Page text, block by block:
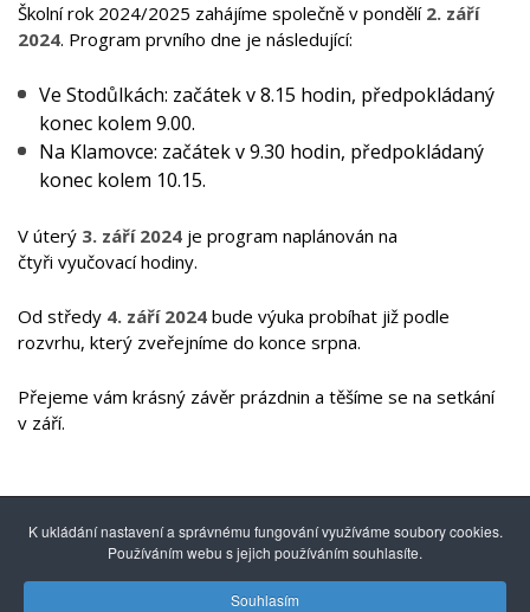
Školní rok 2024/2025 zahájíme společně v pondělí 2. září
2024. Program prvního dne je následující:
Ve Stodůlkách: začátek v 8.15 hodin, předpokládaný
konec kolem 9.00.
Na Klamovce: začátek v 9.30 hodin, předpokládaný
konec kolem 10.15.
V úterý 3. září 2024 je program naplánován na
čtyři vyučovací hodiny.
Od středy 4. září 2024 bude výuka probíhat již podle
rozvrhu, který zveřejníme do konce srpna.
Přejeme vám krásný závěr prázdnin a těšíme se na setkání
v září.
K ukládání nastavení a správnému fungování využíváme soubory cookies.
Používáním webu s jejich používáním souhlasíte.
Souhlasím